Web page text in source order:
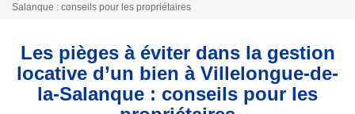
GESTION
ESTIMATION
NOS BIENS VENDUS
Salanque : conseils pour les propriétaires
Les pièges à éviter dans la gestion
locative d’un bien à Villelongue-de-
la-Salanque : conseils pour les